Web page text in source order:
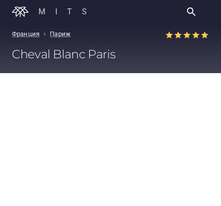
MITS
Франция › Париж
Cheval Blanc Paris